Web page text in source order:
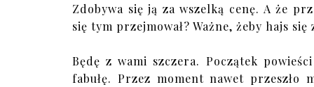
Zdobywa się ją za wszelką cenę. A że
się tym przejmował? Ważne, żeby hajs się
Będę z wami szczera. Początek
fabułę. Przez moment nawet